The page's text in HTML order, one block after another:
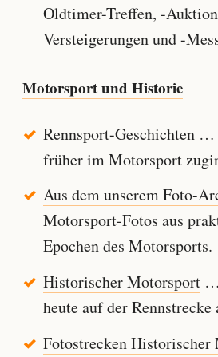
Oldtimer-Treffen, -
Versteigerungen und -
Motorsport und Historie
Rennsport-Geschichten…
früher im Motorsport
Aus dem unserem Foto-
Motorsport-Fotos aus
Epochen des Motorsports.
Historischer Motorsport…
heute auf der Rennstrecke
Fotostrecken Historischer